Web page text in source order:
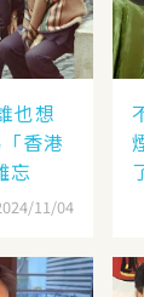
也想
香港
忘
11/04